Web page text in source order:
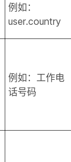
例如：
user.country
例如：工作电
话号码